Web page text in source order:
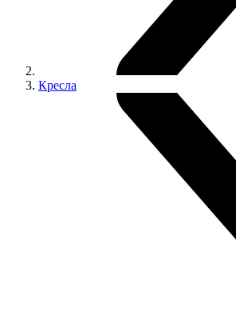
Кресла